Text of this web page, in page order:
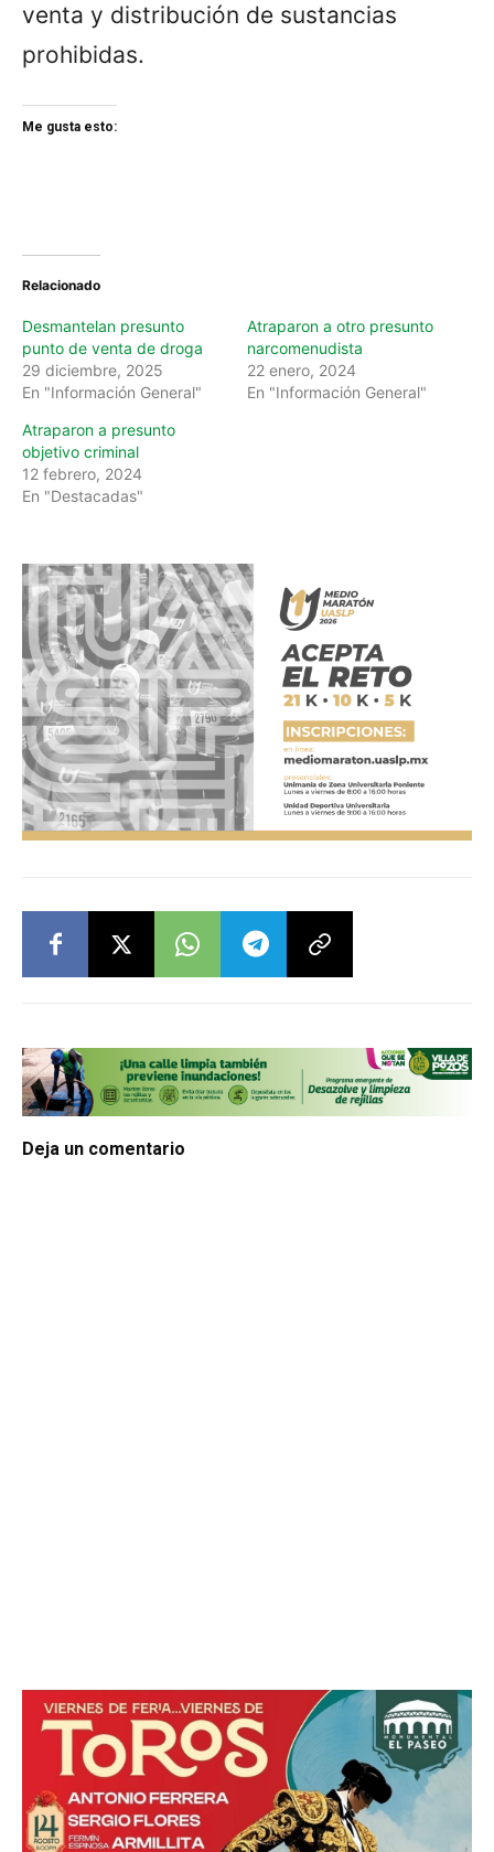
venta y distribución de sustancias
prohibidas.
Me gusta esto:
Relacionado
Desmantelan presunto
punto de venta de droga
29 diciembre, 2025
En "Información General"
Atraparon a otro presunto
narcomenudista
22 enero, 2024
En "Información General"
Atraparon a presunto
objetivo criminal
12 febrero, 2024
En "Destacadas"
Deja un comentario